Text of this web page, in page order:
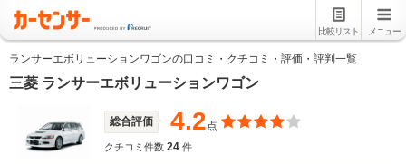
比較リスト メニュー
ランサーエボリューションワゴンの口コミ・クチコミ・評価・評判一覧
三菱 ランサーエボリューションワゴン
総合評価 4.2点
クチコミ件数 24 件